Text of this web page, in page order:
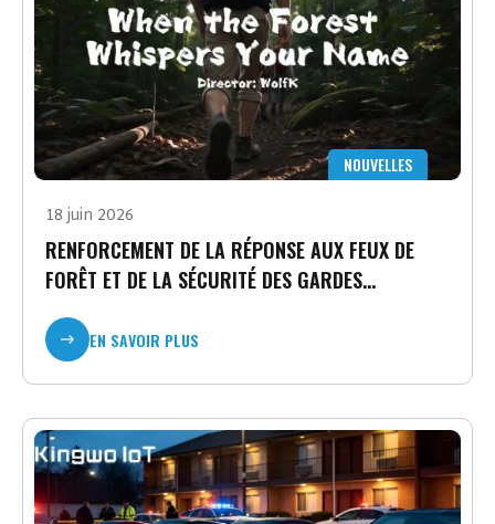
NOUVELLES
18 juin 2026
RENFORCEMENT DE LA RÉPONSE AUX FEUX DE
FORÊT ET DE LA SÉCURITÉ DES GARDES
FORESTIERS DANS LES FORÊTS D'AMÉRIQUE DU
NORDEN SAVOIR PLUS